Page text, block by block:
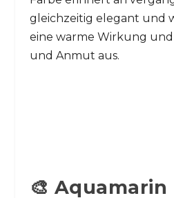
gleichzeitig elegant und
eine warme Wirkung
und Anmut aus.
🎨 Aquamarin